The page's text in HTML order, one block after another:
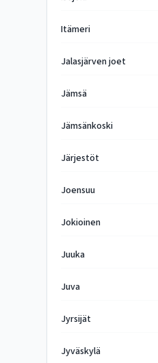
Itämeri
Jalasjärven joet
Jämsä
Jämsänkoski
Järjestöt
Joensuu
Jokioinen
Juuka
Juva
Jyrsijät
Jyväskylä